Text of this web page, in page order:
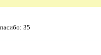
35